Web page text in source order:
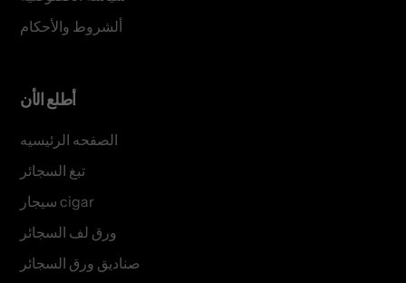
ألشروط والأحكام
أطلع الأن
الصفحه الرئيسيه
تبغ السجائر
سيجار cigar
ورق لف السجائر
صناديق ورق السجائر